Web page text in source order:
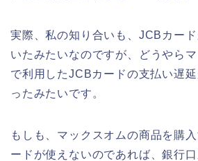
実際、私の知り合いも、JCBカー
いたみたいなのですが、どうやら
で利用したJCBカードの支払い遅
ったみたいです。
もしも、マックスオムの商品を購
ードが使えないのであれば、銀行